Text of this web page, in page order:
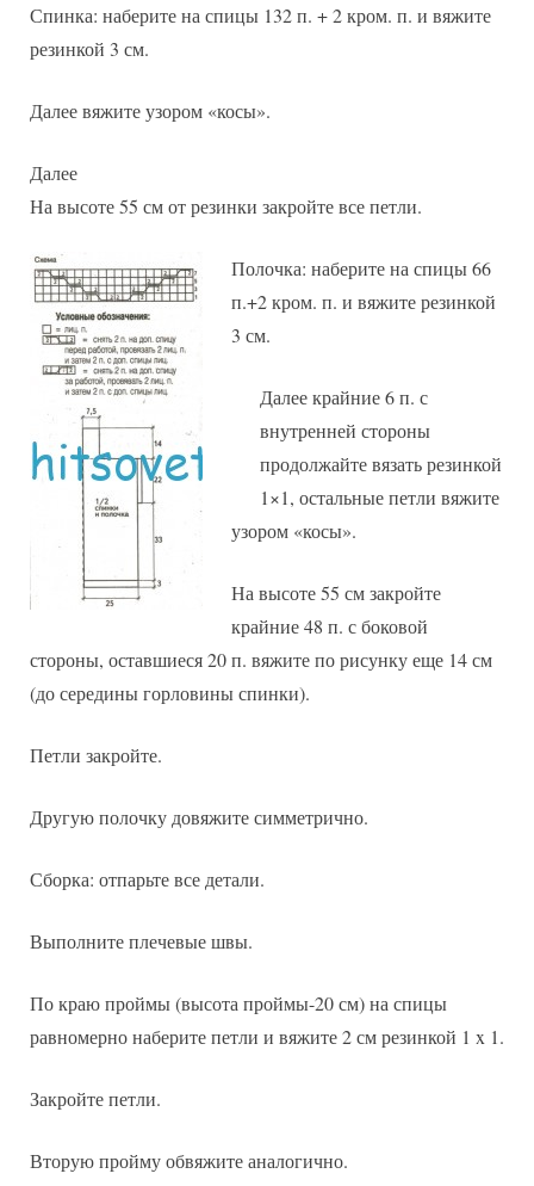
Спинка: наберите на спицы 132 п. + 2 кром. п. и вяжите
резинкой 3 см.
Далее вяжите узором «косы».
Далее
На высоте 55 см от резинки закройте все петли.
Полочка: наберите на спицы 66
п.+2 кром. п. и вяжите резинкой
3 см.
Далее крайние 6 п. с
внутренней стороны
продолжайте вязать резинкой
1×1, остальные петли вяжите
узором «косы».
На высоте 55 см закройте
крайние 48 п. с боковой
стороны, оставшиеся 20 п. вяжите по рисунку еще 14 см
(до середины горловины спинки).
Петли закройте.
Другую полочку довяжите симметрично.
Сборка: отпарьте все детали.
Выполните плечевые швы.
По краю проймы (высота проймы-20 см) на спицы
равномерно наберите петли и вяжите 2 см резинкой 1 x 1.
Закройте петли.
Вторую пройму обвяжите аналогично.